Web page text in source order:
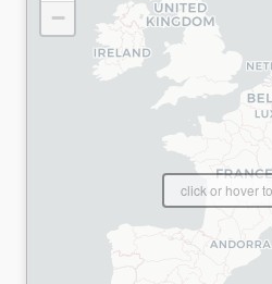
−
click or hover